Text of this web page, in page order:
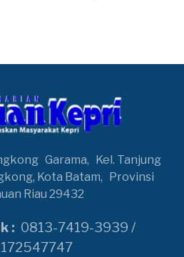
Garama,
Kel. Tanjung
Kota Batam,
Provinsi
Riau 29432
: 0813-7419-3939 /